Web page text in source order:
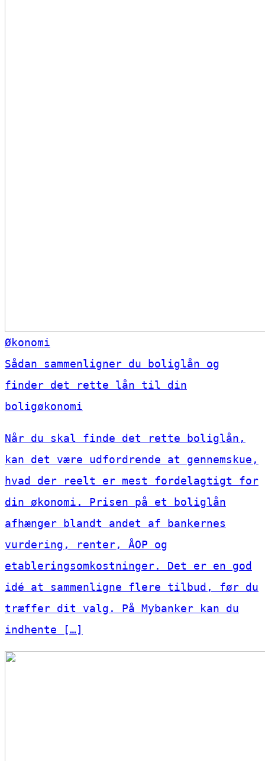
Økonomi
Sådan sammenligner du boliglån og
finder det rette lån til din
boligøkonomi
Når du skal finde det rette boliglån,
kan det være udfordrende at gennemskue,
hvad der reelt er mest fordelagtigt for
din økonomi. Prisen på et boliglån
afhænger blandt andet af bankernes
vurdering, renter, ÅOP og
etableringsomkostninger. Det er en god
idé at sammenligne flere tilbud, før du
træffer dit valg. På Mybanker kan du
indhente […]